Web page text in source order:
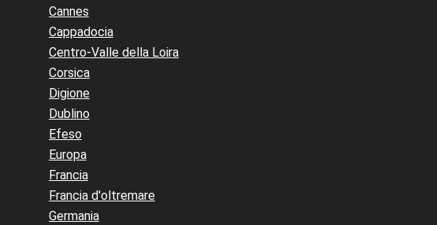
Cannes
Cappadocia
Centro-Valle della Loira
Corsica
Digione
Dublino
Efeso
Europa
Francia
Francia d'oltremare
Germania